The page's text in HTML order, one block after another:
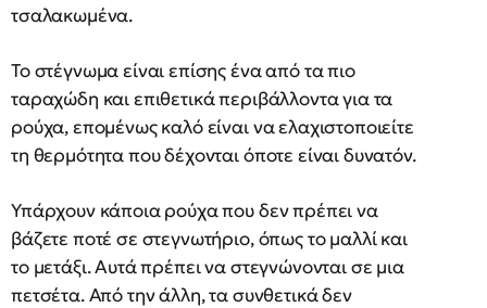
τσαλακωμένα.
Το στέγνωμα είναι επίσης ένα από τα πιο
ταραχώδη και επιθετικά περιβάλλοντα για τα
ρούχα, επομένως καλό είναι να ελαχιστοποιείτε
τη θερμότητα που δέχονται όποτε είναι δυνατόν.
Υπάρχουν κάποια ρούχα που δεν πρέπει να
βάζετε ποτέ σε στεγνωτήριο, όπως το μαλλί και
το μετάξι. Αυτά πρέπει να στεγνώνονται σε μια
πετσέτα. Από την άλλη, τα συνθετικά δεν